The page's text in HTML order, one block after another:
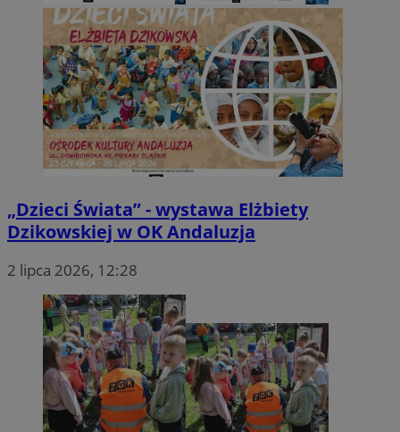
„Dzieci Świata” - wystawa Elżbiety
Dzikowskiej w OK Andaluzja
2 lipca 2026, 12:28